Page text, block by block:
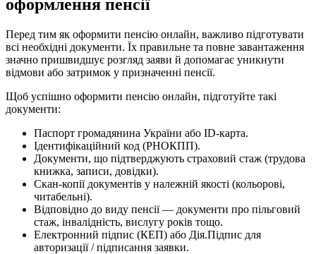
оформлення пенсії
Перед тим як оформити пенсію онлайн, важливо підготувати
всі необхідні документи. Їх правильне та повне завантаження
значно пришвидшує розгляд заяви й допомагає уникнути
відмови або затримок у призначенні пенсії.
Щоб успішно оформити пенсію онлайн, підготуйте такі
документи:
Паспорт громадянина України або ID-карта.
Ідентифікаційний код (РНОКПП).
Документи, що підтверджують страховий стаж (трудова
книжка, записи, довідки).
Скан-копії документів у належній якості (кольорові,
читабельні).
Відповідно до виду пенсії — документи про пільговий
стаж, інвалідність, вислугу років тощо.
Електронний підпис (КЕП) або Дія.Підпис для
авторизації / підписання заявки.